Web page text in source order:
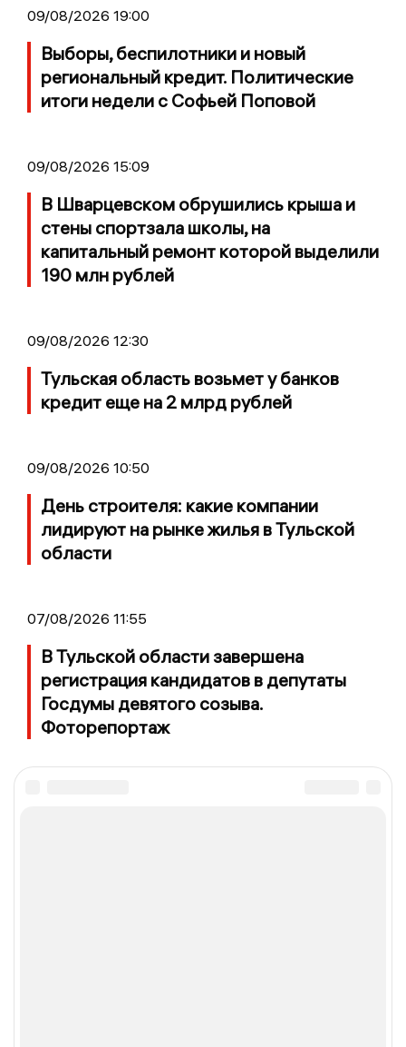
09/08/2026 19:00
Выборы, беспилотники и новый
региональный кредит. Политические
итоги недели с Софьей Поповой
09/08/2026 15:09
В Шварцевском обрушились крыша и
стены спортзала школы, на
капитальный ремонт которой выделили
190 млн рублей
09/08/2026 12:30
Тульская область возьмет у банков
кредит еще на 2 млрд рублей
09/08/2026 10:50
День строителя: какие компании
лидируют на рынке жилья в Тульской
области
07/08/2026 11:55
В Тульской области завершена
регистрация кандидатов в депутаты
Госдумы девятого созыва.
Фоторепортаж